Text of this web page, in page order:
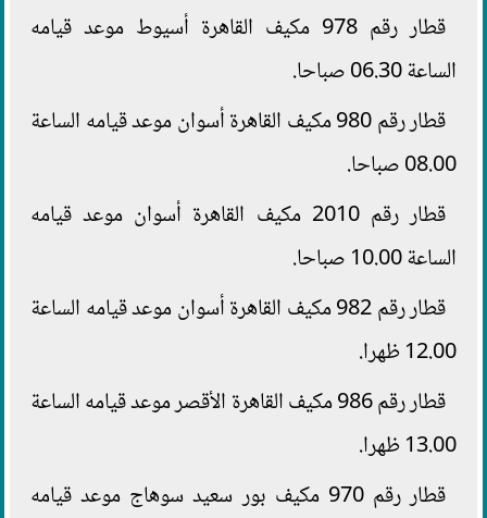
قطار رقم 978 مكيف القاهرة أسيوط موعد قيامه
الساعة 06.30 صباحا.
قطار رقم 980 مكيف القاهرة أسوان موعد قيامه الساعة
08.00 صباحا.
قطار رقم 2010 مكيف القاهرة أسوان موعد قيامه
الساعة 10.00 صباحا.
قطار رقم 982 مكيف القاهرة أسوان موعد قيامه الساعة
12.00 ظهرا.
قطار رقم 986 مكيف القاهرة الأقصر موعد قيامه الساعة
13.00 ظهرا.
قطار رقم 970 مكيف بور سعيد سوهاج موعد قيامه